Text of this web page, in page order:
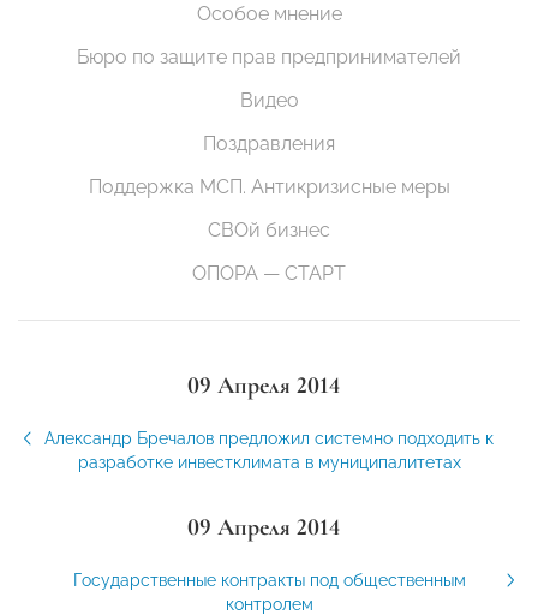
Особое мнение
Бюро по защите прав предпринимателей
Видео
Поздравления
Поддержка МСП. Антикризисные меры
СВОй бизнес
ОПОРА — СТАРТ
09 Апреля 2014
Александр Бречалов предложил системно подходить к
разработке инвестклимата в муниципалитетах
09 Апреля 2014
Государственные контракты под общественным
контролем